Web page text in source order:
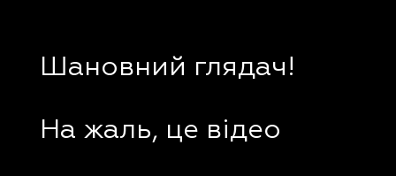
Шановний глядач!
На жаль, це відео